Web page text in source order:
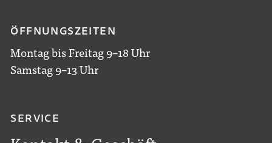
ÖFFNUNGSZEITEN
Montag bis Freitag 9–18 Uhr
Samstag 9–13 Uhr
SERVICE